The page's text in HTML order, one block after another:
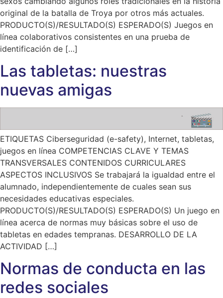
original de la batalla de Troya por otros más actuales.
PRODUCTO(S)/RESULTADO(S) ESPERADO(S) Juegos en
línea colaborativos consistentes en una prueba de
identificación de […]
Las tabletas: nuestras
nuevas amigas
ETIQUETAS Ciberseguridad (e-safety), Internet, tabletas,
juegos en línea COMPETENCIAS CLAVE Y TEMAS
TRANSVERSALES CONTENIDOS CURRICULARES
ASPECTOS INCLUSIVOS Se trabajará la igualdad entre el
alumnado, independientemente de cuales sean sus
necesidades educativas especiales.
PRODUCTO(S)/RESULTADO(S) ESPERADO(S) Un juego en
línea acerca de normas muy básicas sobre el uso de
tabletas en edades tempranas. DESARROLLO DE LA
ACTIVIDAD […]
Normas de conducta en las
redes sociales